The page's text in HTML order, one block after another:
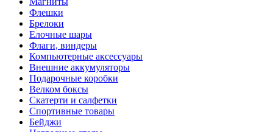
Флешки
Брелоки
Елочные шары
Флаги, виндеры
Компьютерные аксессуары
Внешние аккумуляторы
Подарочные коробки
Велком боксы
Скатерти и салфетки
Спортивные товары
Бейджи